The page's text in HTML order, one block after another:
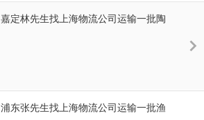
嘉定林先生找上海物流公司运输一批陶
浦东张先生找上海物流公司运输一批渔